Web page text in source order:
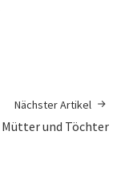
Nächster Artikel
Mütter und Töchter